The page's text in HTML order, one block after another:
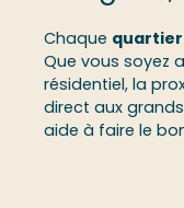
Chaque
Que vous soyez
résidentiel, la
direct aux
aide à faire le